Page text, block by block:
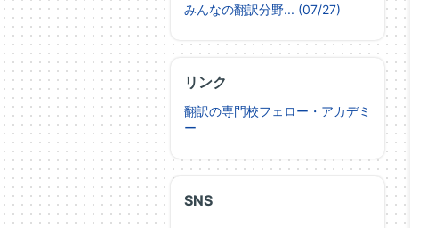
SNS
みんなの翻訳分野... (07/27)
リンク
翻訳の専門校フェロー・アカデミ
ー